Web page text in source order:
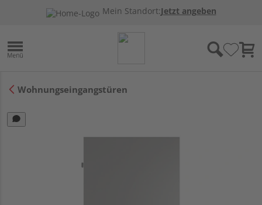
Mein Standort:Jetzt angeben
Wohnungseingangstüren